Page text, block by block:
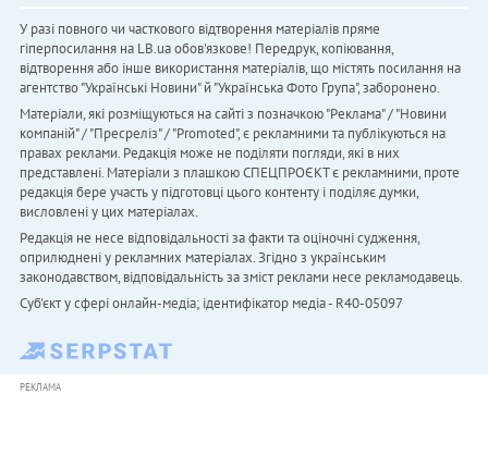
У разі повного чи часткового відтворення матеріалів пряме
гіперпосилання на LB.ua обов'язкове! Передрук, копіювання,
відтворення або інше використання матеріалів, що містять посилання на
агентство "Українськi Новини" й "Українська Фото Група", заборонено.
Матеріали, які розміщуються на сайті з позначкою "Реклама" / "Новини
компаній" / "Пресреліз" / "Promoted", є рекламними та публікуються на
правах реклами. Редакція може не поділяти погляди, які в них
представлені. Матеріали з плашкою СПЕЦПРОЄКТ є рекламними, проте
редакція бере участь у підготовці цього контенту і поділяє думки,
висловлені у цих матеріалах.
Редакція не несе відповідальності за факти та оціночні судження,
оприлюднені у рекламних матеріалах. Згідно з українським
законодавством, відповідальність за зміст реклами несе рекламодавець.
Cуб'єкт у сфері онлайн-медіа; ідентифікатор медіа - R40-05097
РЕКЛАМА